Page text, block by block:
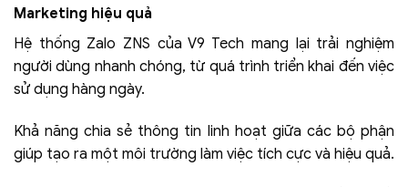
Marketing hiệu quả
Hệ thống Zalo ZNS của V9 Tech mang lại trải nghiệm
người dùng nhanh chóng, từ quá trình triển khai đến việc
sử dụng hàng ngày.
Khả năng chia sẻ thông tin linh hoạt giữa các bộ phận
giúp tạo ra một môi trường làm việc tích cực và hiệu quả.